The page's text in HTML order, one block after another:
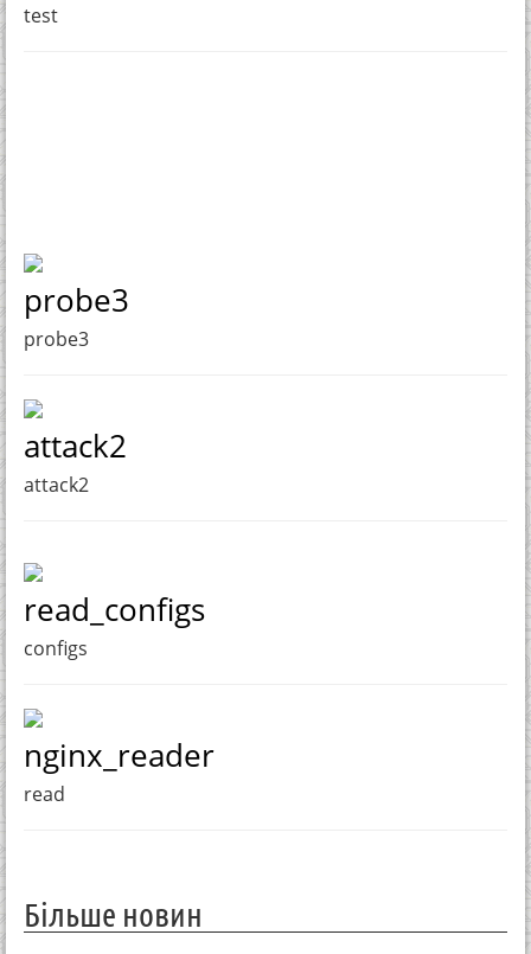
test
probe3
probe3
attack2
attack2
read_configs
configs
nginx_reader
read
Більше новин